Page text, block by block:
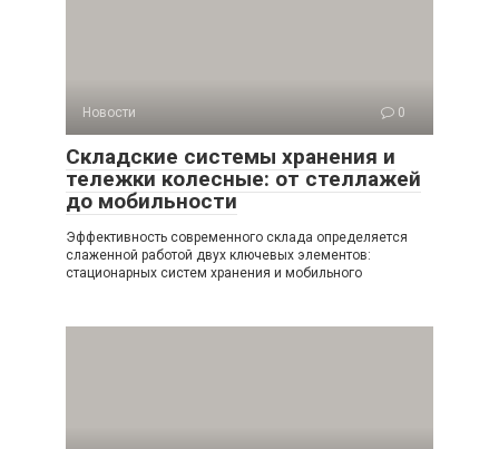
Новости 0
Складские системы хранения и
тележки колесные: от стеллажей
до мобильности
Эффективность современного склада определяется
слаженной работой двух ключевых элементов:
стационарных систем хранения и мобильного